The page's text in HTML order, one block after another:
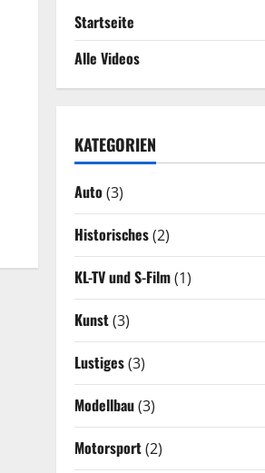
Startseite
Alle Videos
KATEGORIEN
Auto(3)
Historisches(2)
KL-TV und S-Film(1)
Kunst(3)
Lustiges(3)
Modellbau(3)
Motorsport(2)